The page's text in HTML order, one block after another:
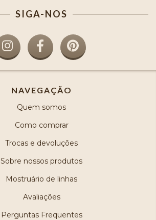
SIGA-NOS
NAVEGAÇÃO
Quem somos
Como comprar
Trocas e devoluções
Sobre nossos produtos
Mostruário de linhas
Avaliações
Perguntas Frequentes